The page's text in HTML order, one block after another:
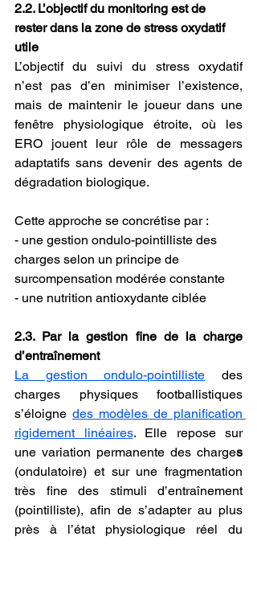
2.2. L’objectif du monitoring est de
rester dans la zone de stress oxydatif
utile
L’objectif du suivi du stress oxydatif
n’est pas d’en minimiser l’existence,
mais de maintenir le joueur dans une
fenêtre physiologique étroite, où les
ERO jouent leur rôle de messagers
adaptatifs sans devenir des agents de
dégradation biologique.
Cette approche se concrétise par :
- une gestion ondulo-pointilliste des
charges selon un principe de
surcompensation modérée constante
- une nutrition antioxydante ciblée
2.3. Par la gestion fine de la charge
d’entraînement
La gestion ondulo-pointilliste des
charges physiques footballistiques
s’éloigne des modèles de planification
rigidement linéaires. Elle repose sur
une variation permanente des charges
(ondulatoire) et sur une fragmentation
très fine des stimuli d’entraînement
(pointilliste), afin de s’adapter au plus
près à l’état physiologique réel du